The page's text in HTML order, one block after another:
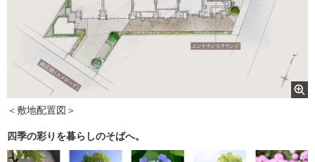
＜敷地配置図＞
四季の彩りを暮らしのそばへ。